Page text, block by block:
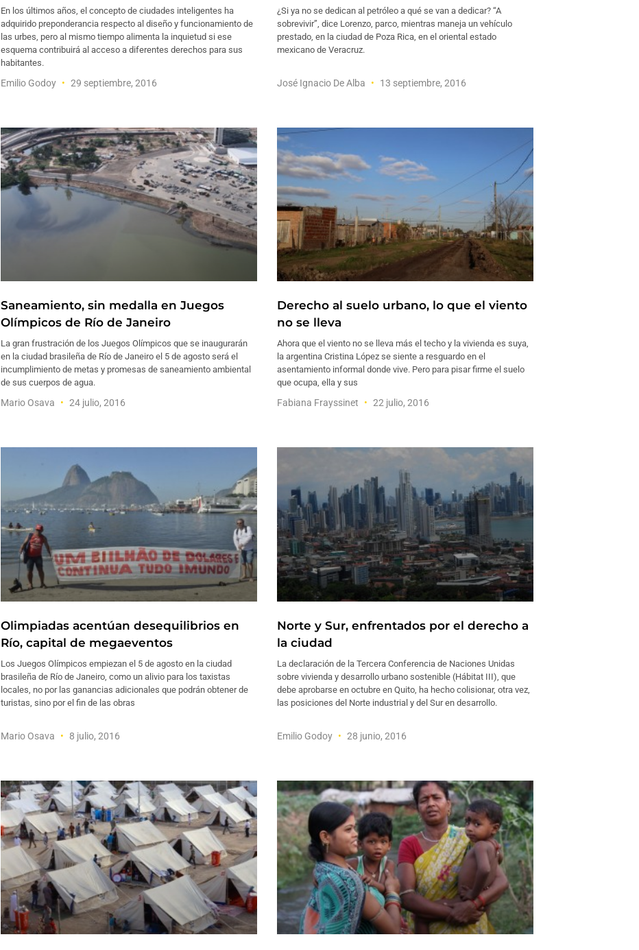
En los últimos años, el concepto de ciudades inteligentes ha
adquirido preponderancia respecto al diseño y funcionamiento de
las urbes, pero al mismo tiempo alimenta la inquietud si ese
esquema contribuirá al acceso a diferentes derechos para sus
habitantes.
Emilio Godoy 29 septiembre, 2016
¿Si ya no se dedican al petróleo a qué se van a dedicar? “A
sobrevivir”, dice Lorenzo, parco, mientras maneja un vehículo
prestado, en la ciudad de Poza Rica, en el oriental estado
mexicano de Veracruz.
José Ignacio De Alba 13 septiembre, 2016
Saneamiento, sin medalla en Juegos
Olímpicos de Río de Janeiro
La gran frustración de los Juegos Olímpicos que se inaugurarán
en la ciudad brasileña de Río de Janeiro el 5 de agosto será el
incumplimiento de metas y promesas de saneamiento ambiental
de sus cuerpos de agua.
Mario Osava 24 julio, 2016
Derecho al suelo urbano, lo que el viento
no se lleva
Ahora que el viento no se lleva más el techo y la vivienda es suya,
la argentina Cristina López se siente a resguardo en el
asentamiento informal donde vive. Pero para pisar firme el suelo
que ocupa, ella y sus
Fabiana Frayssinet 22 julio, 2016
Olimpiadas acentúan desequilibrios en
Río, capital de megaeventos
Los Juegos Olímpicos empiezan el 5 de agosto en la ciudad
brasileña de Río de Janeiro, como un alivio para los taxistas
locales, no por las ganancias adicionales que podrán obtener de
turistas, sino por el fin de las obras
Mario Osava 8 julio, 2016
Norte y Sur, enfrentados por el derecho a
la ciudad
La declaración de la Tercera Conferencia de Naciones Unidas
sobre vivienda y desarrollo urbano sostenible (Hábitat III), que
debe aprobarse en octubre en Quito, ha hecho colisionar, otra vez,
las posiciones del Norte industrial y del Sur en desarrollo.
Emilio Godoy 28 junio, 2016